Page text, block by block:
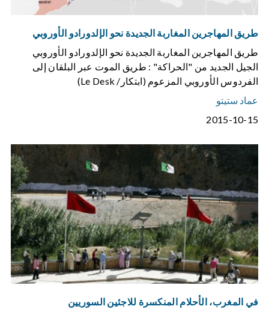
طريق المهاجرين المغاربة الجديدة نحو الإلدورادو الأوروبي
طريق المهاجرين المغاربة الجديدة نحو الإلدورادو الأوروبي
الجيل الجديد من "الحراكة" : طريق الموت عبر البلقان إلى
الفردوس الأوروبي المزعوم (ابتكار/ Le Desk)
عماد ستيتو
2015-10-15
في المغرب، الأحلام المنكسرة للاجئين السوريين